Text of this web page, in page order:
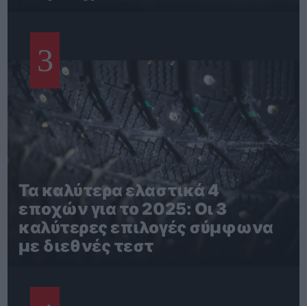
3
Τα καλύτερα ελαστικά 4
εποχών για το 2025: Οι 3
καλύτερες επιλογές σύμφωνα
με διεθνές τεστ